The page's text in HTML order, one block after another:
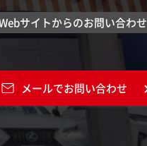
サイトからのお問い合わせ
メールでお問い合わせ